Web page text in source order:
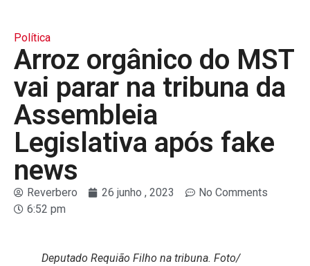
Política
Arroz orgânico do MST
vai parar na tribuna da
Assembleia
Legislativa após fake
news
Reverbero 26 junho , 2023
No Comments
6:52 pm
Deputado Requião Filho na tribuna. Foto/